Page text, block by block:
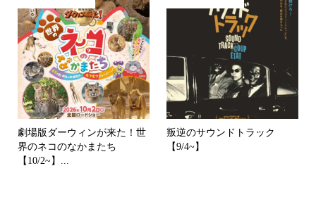
劇場版ダーウィンが来た！世
界のネコのなかまたち
【10/2~】...
叛逆のサウンドトラック
【9/4~】